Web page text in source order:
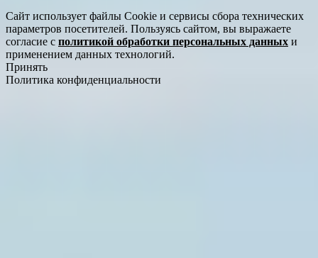
Сайт использует файлы Cookie и сервисы сбора технических
параметров посетителей. Пользуясь сайтом, вы выражаете
согласие с политикой обработки персональных данных и
применением данных технологий.
Принять
Политика конфиденциальности